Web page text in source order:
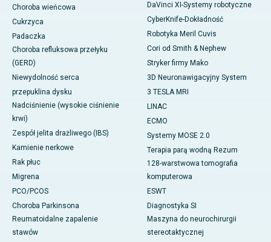
Choroba wieńcowa
Cukrzyca
Padaczka
Choroba refluksowa przełyku
(GERD)
Niewydolność serca
przepuklina dysku
Nadciśnienie (wysokie ciśnienie
krwi)
Zespół jelita drażliwego (IBS)
Kamienie nerkowe
Rak płuc
Migrena
PCO/PCOS
Choroba Parkinsona
Reumatoidalne zapalenie
stawów
DaVinci XI-Systemy robotyczne
CyberKnife-Dokładność
Robotyka Meril Cuvis
Cori od Smith & Nephew
Stryker firmy Mako
3D Neuronawigacyjny System
3 TESLA MRI
LINAC
ECMO
Systemy MOSE 2.0
Terapia parą wodną Rezum
128-warstwowa tomografia
komputerowa
ESWT
Diagnostyka SI
Maszyna do neurochirurgii
stereotaktycznej